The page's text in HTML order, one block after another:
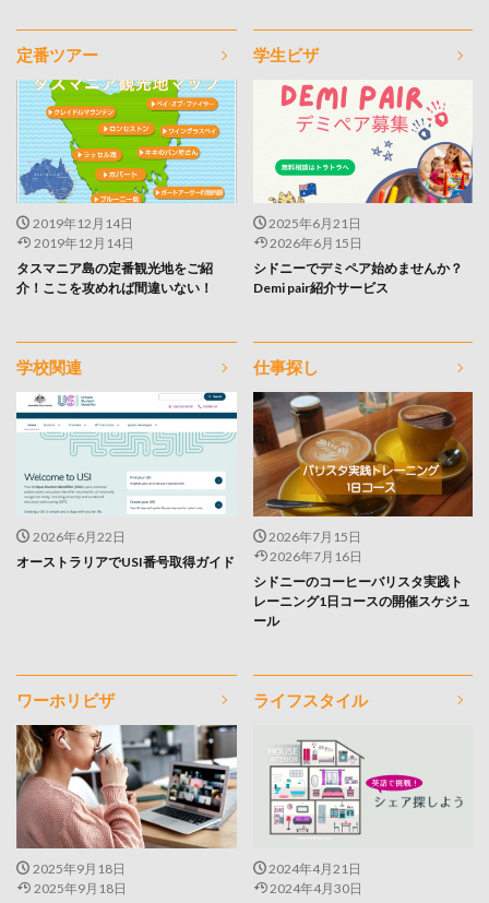
定番ツアー
2019年12月14日
2019年12月14日
タスマニア島の定番観光地をご紹
介！ここを攻めれば間違いない！
学生ビザ
2025年6月21日
2026年6月15日
シドニーでデミペア始めませんか？
Demi pair紹介サービス
学校関連
2026年6月22日
オーストラリアでUSI番号取得ガイド
仕事探し
2026年7月15日
2026年7月16日
シドニーのコーヒーバリスタ実践ト
レーニング1日コースの開催スケジュ
ール
ワーホリビザ
2025年9月18日
2025年9月18日
ライフスタイル
2024年4月21日
2024年4月30日